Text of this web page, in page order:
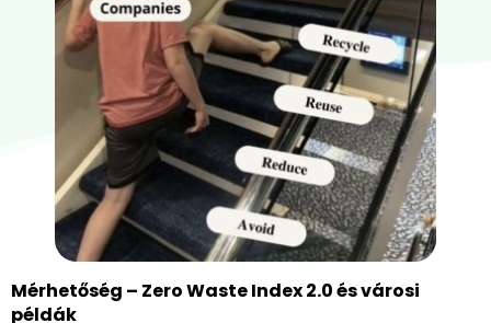
Mérhetőség – Zero Waste Index 2.0 és városi
példák